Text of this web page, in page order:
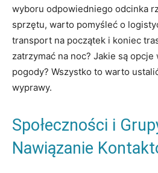
wyboru odpowiedniego odcinka
sprzętu, warto pomyśleć o
transport na początek i koniec
zatrzymać na noc? Jakie są
pogody? Wszystko to warto
wyprawy.
Społeczności i
Nawiązanie